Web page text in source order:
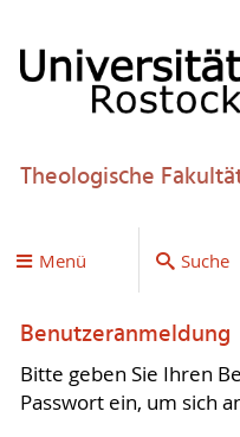
Theologische
Menü Suche
Benutzeranmeldung
Bitte geben Sie Ihren
Passwort ein, um sich